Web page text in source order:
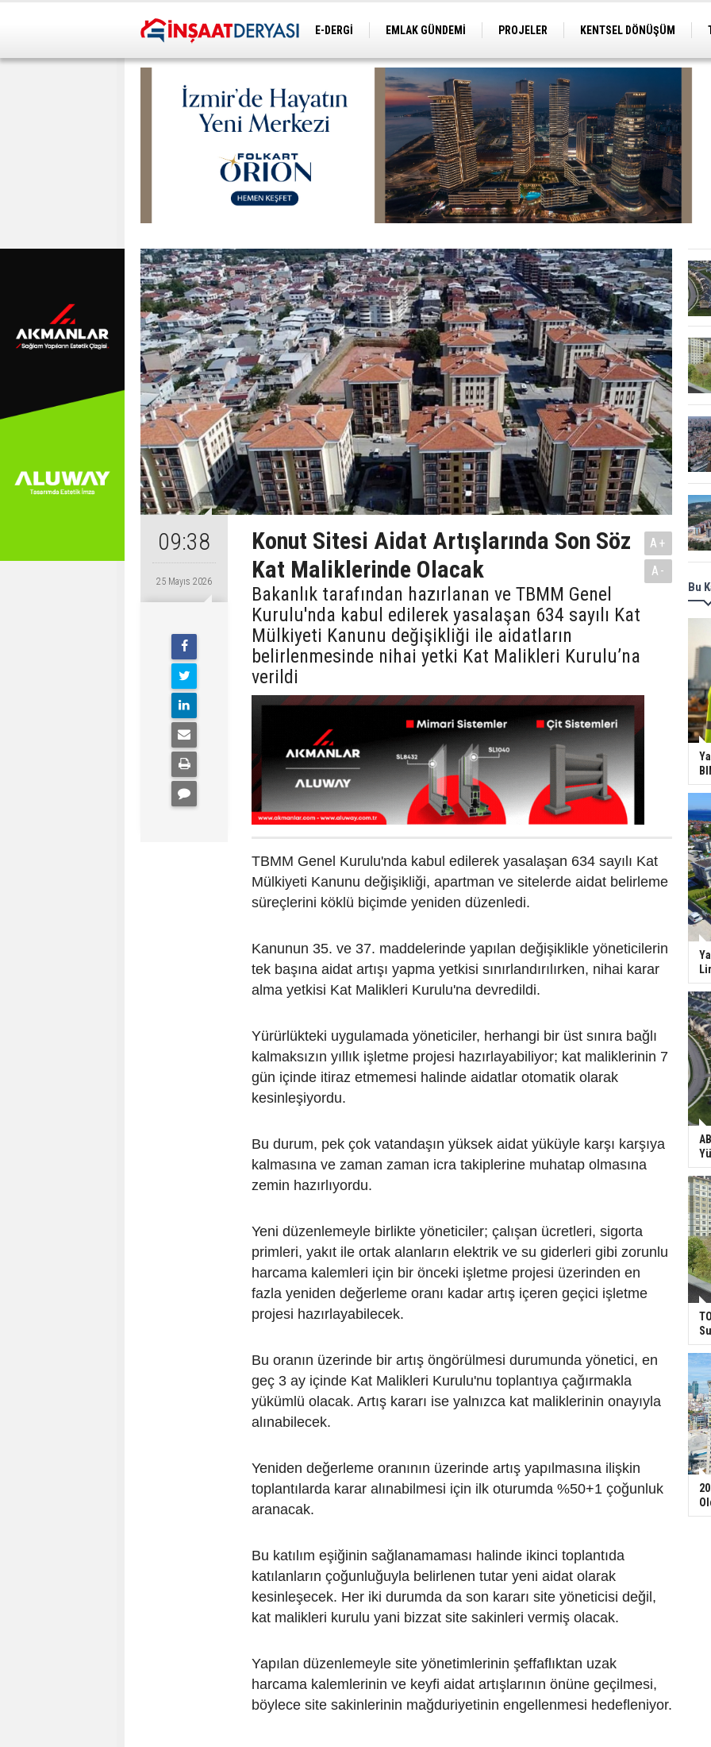
E-DERGİ EMLAK GÜNDEMİ PROJELER KENTSEL DÖNÜŞÜM
09:38
25 Mayıs 2026
Konut Sitesi Aidat Artışlarında Son Söz
Kat Maliklerinde Olacak
Bakanlık tarafından hazırlanan ve TBMM Genel
Kurulu'nda kabul edilerek yasalaşan 634 sayılı Kat
Mülkiyeti Kanunu değişikliği ile aidatların
belirlenmesinde nihai yetki Kat Malikleri Kurulu’na
verildi
A+
A-
TBMM Genel Kurulu'nda kabul edilerek yasalaşan 634 sayılı Kat
Mülkiyeti Kanunu değişikliği, apartman ve sitelerde aidat belirleme
süreçlerini köklü biçimde yeniden düzenledi.
Kanunun 35. ve 37. maddelerinde yapılan değişiklikle yöneticilerin
tek başına aidat artışı yapma yetkisi sınırlandırılırken, nihai karar
alma yetkisi Kat Malikleri Kurulu'na devredildi.
Yürürlükteki uygulamada yöneticiler, herhangi bir üst sınıra bağlı
kalmaksızın yıllık işletme projesi hazırlayabiliyor; kat maliklerinin 7
gün içinde itiraz etmemesi halinde aidatlar otomatik olarak
kesinleşiyordu.
Bu durum, pek çok vatandaşın yüksek aidat yüküyle karşı karşıya
kalmasına ve zaman zaman icra takiplerine muhatap olmasına
zemin hazırlıyordu.
Yeni düzenlemeyle birlikte yöneticiler; çalışan ücretleri, sigorta
primleri, yakıt ile ortak alanların elektrik ve su giderleri gibi zorunlu
harcama kalemleri için bir önceki işletme projesi üzerinden en
fazla yeniden değerleme oranı kadar artış içeren geçici işletme
projesi hazırlayabilecek.
Bu oranın üzerinde bir artış öngörülmesi durumunda yönetici, en
geç 3 ay içinde Kat Malikleri Kurulu'nu toplantıya çağırmakla
yükümlü olacak. Artış kararı ise yalnızca kat maliklerinin onayıyla
alınabilecek.
Yeniden değerleme oranının üzerinde artış yapılmasına ilişkin
toplantılarda karar alınabilmesi için ilk oturumda %50+1 çoğunluk
aranacak.
Bu katılım eşiğinin sağlanamaması halinde ikinci toplantıda
katılanların çoğunluğuyla belirlenen tutar yeni aidat olarak
kesinleşecek. Her iki durumda da son kararı site yöneticisi değil,
kat malikleri kurulu yani bizzat site sakinleri vermiş olacak.
Yapılan düzenlemeyle site yönetimlerinin şeffaflıktan uzak
harcama kalemlerinin ve keyfi aidat artışlarının önüne geçilmesi,
böylece site sakinlerinin mağduriyetinin engellenmesi hedefleniyor.
Bu